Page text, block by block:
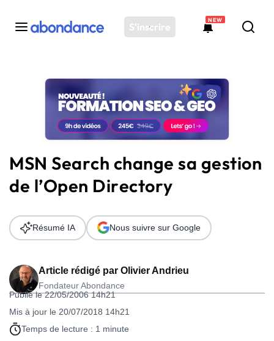
S'inscrire
NEW
Toutes les actus
Actus SEO
Plateforme
Solutions
Ressources
Audit SEO
MSN Search change sa gestion
de l’Open Directory
Article rédigé par Olivier Andrieu
Fondateur Abondance
Publié le 22/05/2006 14h21
Mis à jour le 20/07/2018 14h21
Temps de lecture : 1 minute
Résumé IA Nous suivre sur Google